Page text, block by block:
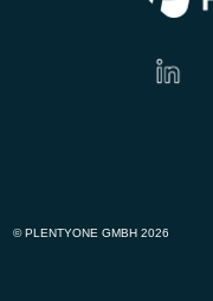
© PLENTYONE GMBH 2026